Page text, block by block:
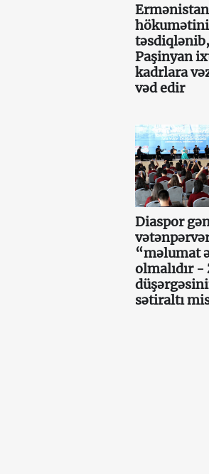
təsdiqlənib,
Paşinyan
kadrlara
vəd edir
Diaspor
“məlumat
olmalıdır
sətiraltı